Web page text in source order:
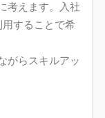
考えます。入社
することで希
がらスキルアッ